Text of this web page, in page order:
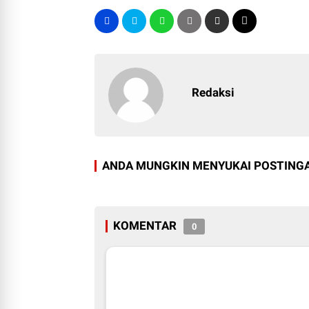
Redaksi
ANDA MUNGKIN MENYUKAI
KOMENTAR 0